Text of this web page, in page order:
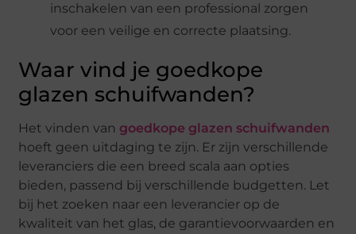
inschakelen van een professional zorgen
voor een veilige en correcte plaatsing.
Waar vind je goedkope
glazen schuifwanden?
Het vinden van goedkope glazen schuifwanden
hoeft geen uitdaging te zijn. Er zijn verschillende
leveranciers die een breed scala aan opties
bieden, passend bij verschillende budgetten. Let
bij het zoeken naar een leverancier op de
kwaliteit van het glas, de garantievoorwaarden en